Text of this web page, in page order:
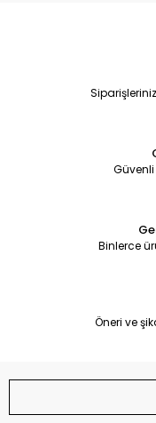
Binlerce
Öneri ve